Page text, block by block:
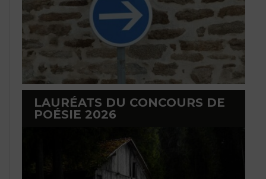
LAURÉATS DU CONCOURS DE
POÉSIE 2026